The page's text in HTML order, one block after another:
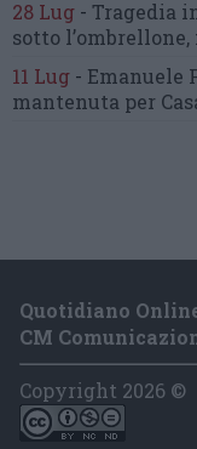
28 Lug - Tragedia
sotto l’ombrellone,
11 Lug - Emanuele
mantenuta per
Quotidiano
CM
Copyright 2026 ©